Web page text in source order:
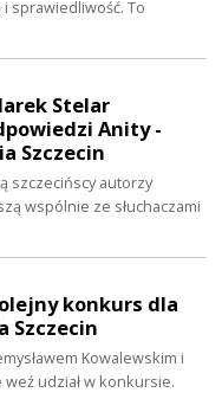
i sprawiedliwość. To
Stelar
Anity -
Szczecin
szczecińscy autorzy
wspólnie ze słuchaczami
konkurs dla
Szczecin
Kowalewskim i
udział w konkursie.